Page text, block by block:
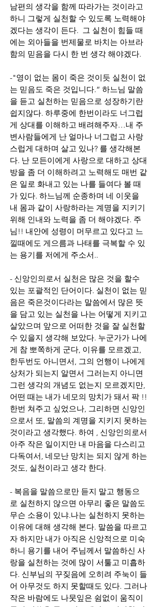
남편의 생각을 함께 따라가는 것이라고
하니 그렇게 실천할 수 있도록 노력해야
겠다는 생각이 든다.  그 실천이 힘들 때
에는 외아들을 번제물로 바치는 아브라
함의 믿음을 다시 한 번 생각 해야겠다.
-"영이 없는 몸이 죽은 것이듯 실천이 없
는 믿음도 죽은 것입니다.” 하느님 말씀
을 듣고 실천하는 믿음으로 성장하기란
쉽지않다. 하루중에 한번이라도 너그럽
게 상대를 이해하고 배려해주자…내 주
변사람들에게 난 얼마나 너그럽고 사랑
스럽게 대하며 살고 있나? 를 생각해본
다. 난 모든이에게 사랑으로 대하고 상대
방을 좀 더 이해하려고 노력해도 매번 같
은 일로 화내고 있는 나를 들여다 볼 때
가 있다. 하느님께 순종하며 네 이웃을
내 몸과 같이 사랑하라는 계명을 지키기
위해 인내와 노력을 좀 더 해야겠다. 주
님!! 내안에 성령이 머무르고 있다고 느
낄때에도 게으름과 나태를 극복할 수 있
는 용기를 저에게 주소서..
- 신앙인의로서 실천은 많은 것을 할수
있는 포괄적인 단어이다. 실천이 없는 믿
음은 죽은것이다라는 말씀에서 많은 뜻
을 담고 있는 실천을 나는 어떻게 지키고
살았으며 앞으로 어떠한 것을 잘 실천할
수 있을지 생각해 보았다. 누군가가 나에
게 참 뽀쪽하게 군다, 이유를 모르겠고,
한두번도 아니면서, 그의 언행이 나에게
상처가 되는지 알면서 그러는지 아니면
그런 생각의 개념도 없는지 모르겠지만,
어떤 때는 내가 네모의 망치가 돼서 팍 !!
한번 쳐주고 싶었으나, 그리하면 신앙인
으로서 또, 말씀의 계명을 지키지 못하는
것이라고 생각했다. 하여 , 신앙인의로서
아주 작은 일이지만 내 마음을 다스리고
다독여서, 네모난 망치는 되지 않게 하는
것도, 실천이라고 생각 한다.
- 복음을 말씀으로만 듣지 말고 행동으
로 실천하지 않으면 아무리 좋은 말씀도
무슨 소용이 있냐.나는 실천하지 못하는
이유에 대해 생각해 본다. 말씀을 따르고
자 하지만 내가 아직은 신앙적으로 미숙
하니 용기를 내어 주님께서 말씀하신 사
랑을 실천하는 것에 많이 서툴고 미흡하
다. 신부님의 꾸짖음에 오히려 주눅이 들
어 아무것도 하지 못할때도 있다. 그러나
작은 바람에도 나뭇잎은 쉼없이 움직이